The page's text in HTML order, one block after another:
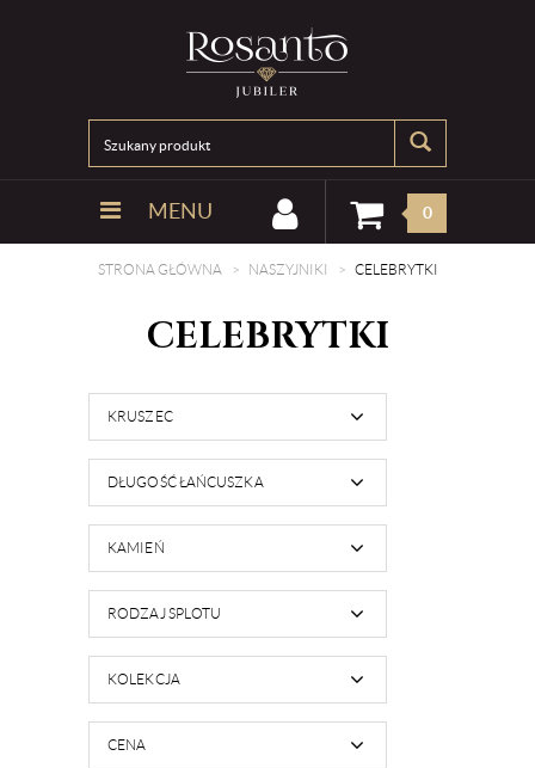
MENU 0
STRONA GŁÓWNA NASZYJNIKI CELEBRYTKI
CELEBRYTKI
KRUSZEC
DŁUGOŚĆ ŁAŃCUSZKA
KAMIEŃ
RODZAJ SPLOTU
KOLEKCJA
CENA